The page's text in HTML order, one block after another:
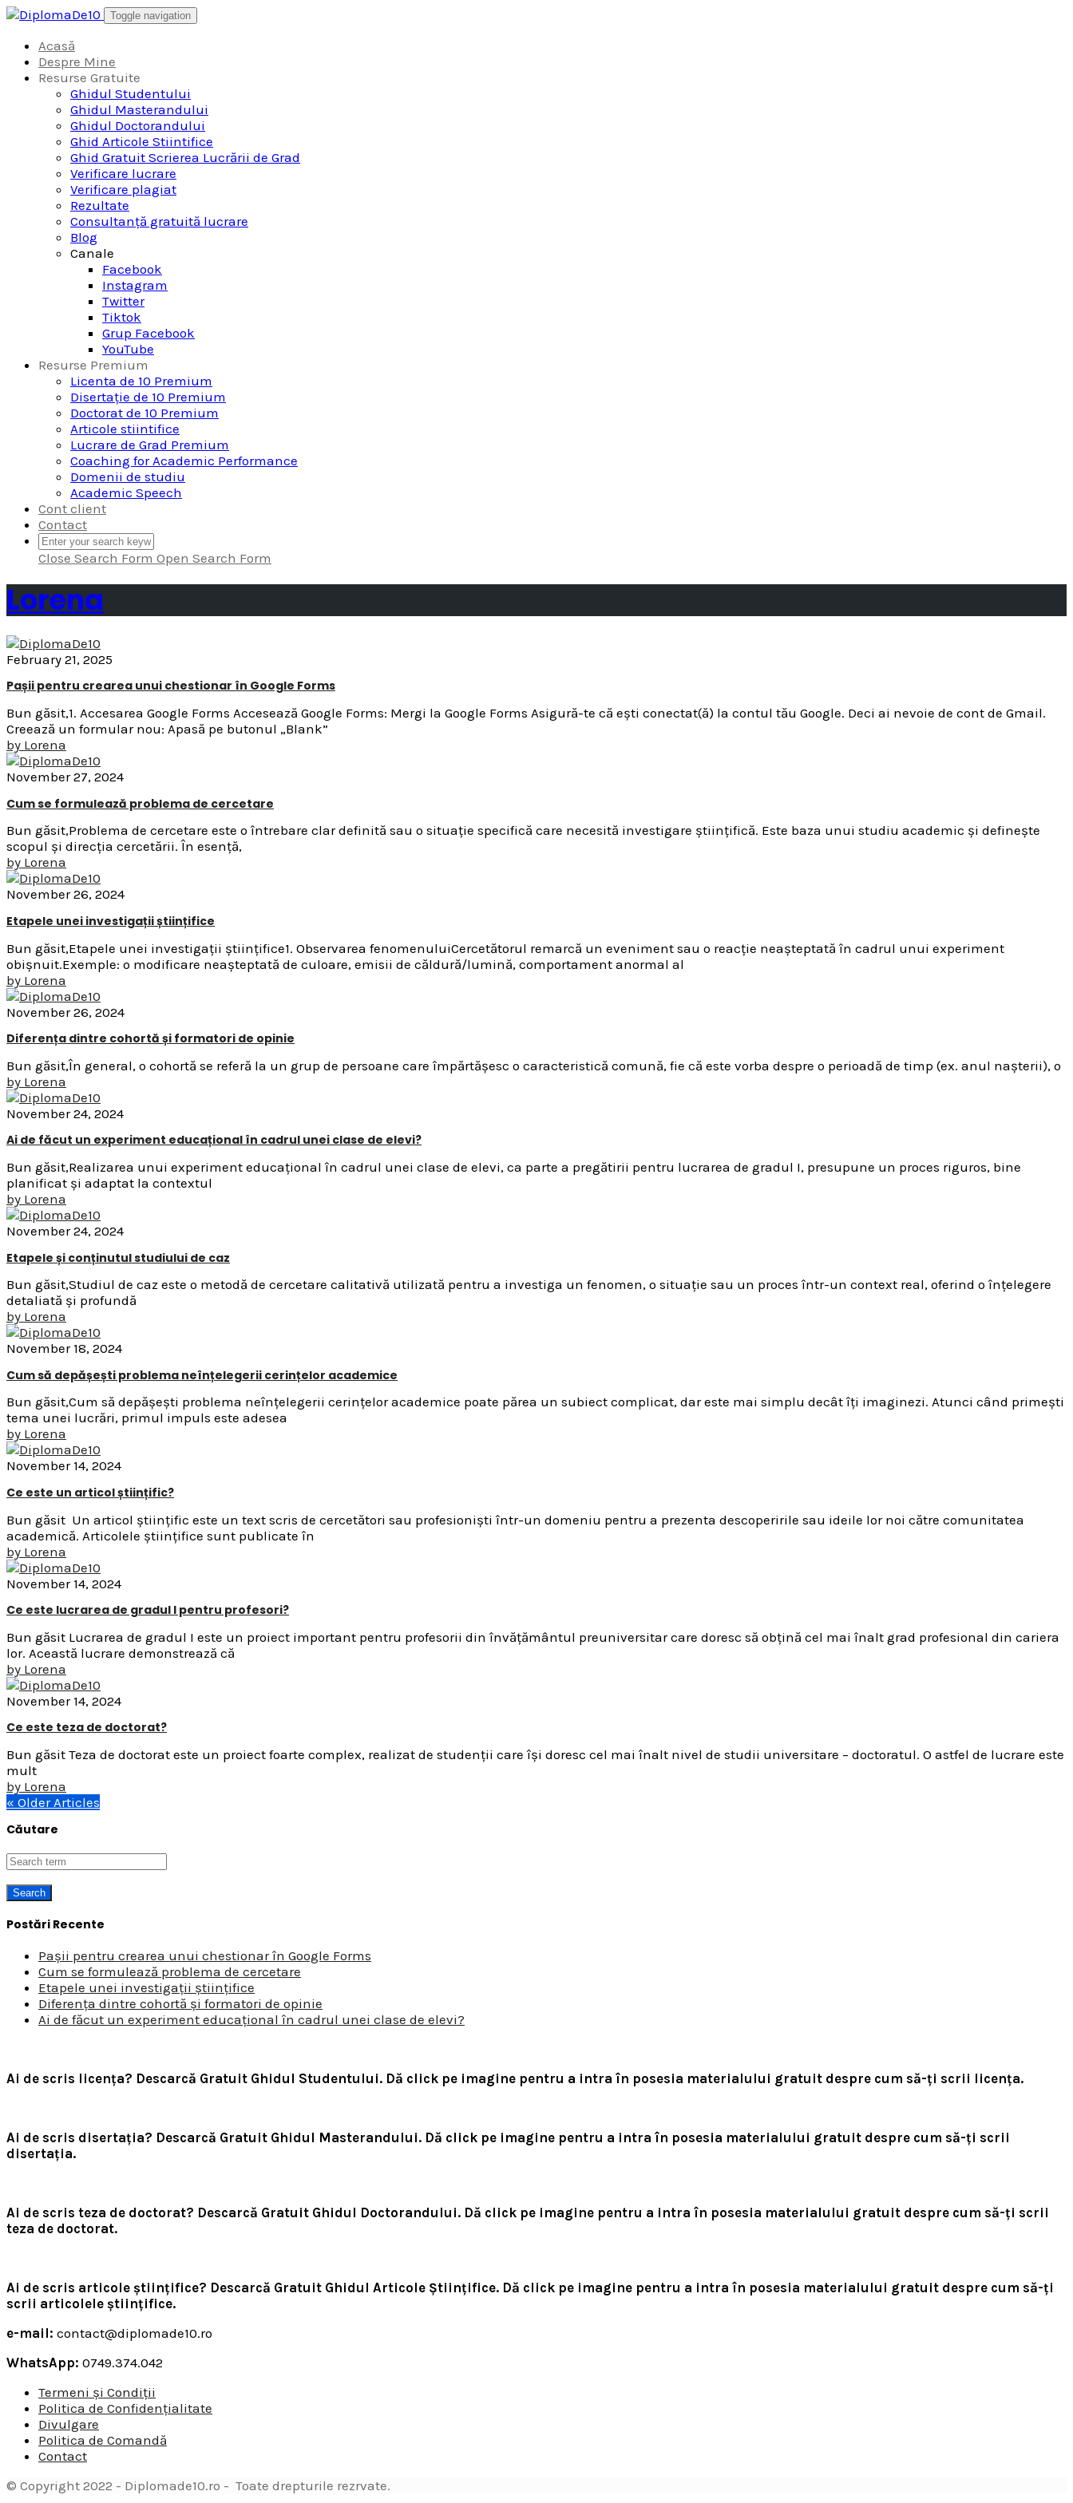
Skip
content
Toggle navigation
Acasă
Despre Mine
Resurse Gratuite
Ghidul Studentului
Ghidul Masterandului
Ghidul Doctorandului
Ghid Articole Stiintifice
Ghid Gratuit Scrierea Lucrării de Grad
Verificare lucrare
Verificare plagiat
Rezultate
Consultanță gratuită lucrare
Blog
Canale
Facebook
Instagram
Twitter
Tiktok
Grup Facebook
YouTube
Resurse Premium
Licenta de 10 Premium
Disertație de 10 Premium
Doctorat de 10 Premium
Articole stiintifice
Lucrare de Grad Premium
Coaching for Academic Performance
Domenii de studiu
Academic Speech
Cont client
Contact
Close Search Form Open Search Form
Lorena
February 21, 2025
Pașii pentru crearea unui chestionar în Google Forms
Bun găsit,1. Accesarea Google Forms Accesează Google Forms: Mergi la Google Forms Asigură-te că ești conectat(ă) la contul tău Google. Deci ai nevoie de cont de Gmail.
Creează un formular nou: Apasă pe butonul „Blank”
by Lorena
November 27, 2024
Cum se formulează problema de cercetare
Bun găsit,Problema de cercetare este o întrebare clar definită sau o situație specifică care necesită investigare științifică. Este baza unui studiu academic și definește
scopul și direcția cercetării. În esență,
by Lorena
November 26, 2024
Etapele unei investigații științifice
Bun găsit,Etapele unei investigații științifice1. Observarea fenomenuluiCercetătorul remarcă un eveniment sau o reacție neașteptată în cadrul unui experiment
obișnuit.Exemple: o modificare neașteptată de culoare, emisii de căldură/lumină, comportament anormal al
by Lorena
November 26, 2024
Diferența dintre cohortă și formatori de opinie
Bun găsit,În general, o cohortă se referă la un grup de persoane care împărtășesc o caracteristică comună, fie că este vorba despre o perioadă de timp (ex. anul nașterii), o
by Lorena
November 24, 2024
Ai de făcut un experiment educațional în cadrul unei clase de elevi?
Bun găsit,Realizarea unui experiment educațional în cadrul unei clase de elevi, ca parte a pregătirii pentru lucrarea de gradul I, presupune un proces riguros, bine
planificat și adaptat la contextul
by Lorena
November 24, 2024
Etapele și conținutul studiului de caz
Bun găsit,Studiul de caz este o metodă de cercetare calitativă utilizată pentru a investiga un fenomen, o situație sau un proces într-un context real, oferind o înțelegere
detaliată și profundă
by Lorena
November 18, 2024
Cum să depășești problema neînțelegerii cerințelor academice
Bun găsit,Cum să depășești problema neînțelegerii cerințelor academice poate părea un subiect complicat, dar este mai simplu decât îți imaginezi. Atunci când primești
tema unei lucrări, primul impuls este adesea
by Lorena
November 14, 2024
Ce este un articol științific?
Bun găsit Un articol științific este un text scris de cercetători sau profesioniști într-un domeniu pentru a prezenta descoperirile sau ideile lor noi către comunitatea
academică. Articolele științifice sunt publicate în
by Lorena
November 14, 2024
Ce este lucrarea de gradul I pentru profesori?
Bun găsit Lucrarea de gradul I este un proiect important pentru profesorii din învățământul preuniversitar care doresc să obțină cel mai înalt grad profesional din cariera
lor. Această lucrare demonstrează că
by Lorena
November 14, 2024
Ce este teza de doctorat?
Bun găsit Teza de doctorat este un proiect foarte complex, realizat de studenții care își doresc cel mai înalt nivel de studii universitare – doctoratul. O astfel de lucrare este
mult
by Lorena
« Older Articles
Căutare
Postări Recente
Pașii pentru crearea unui chestionar în Google Forms
Cum se formulează problema de cercetare
Etapele unei investigații științifice
Diferența dintre cohortă și formatori de opinie
Ai de făcut un experiment educațional în cadrul unei clase de elevi?
Ai de scris licența? Descarcă Gratuit Ghidul Studentului. Dă click pe imagine pentru a intra în posesia materialului gratuit despre cum să-ți scrii licența.
Ai de scris disertația? Descarcă Gratuit Ghidul Masterandului. Dă click pe imagine pentru a intra în posesia materialului gratuit despre cum să-ți scrii
disertația.
Ai de scris teza de doctorat? Descarcă Gratuit Ghidul Doctorandului. Dă click pe imagine pentru a intra în posesia materialului gratuit despre cum să-ți scrii
teza de doctorat.
Ai de scris articole științifice? Descarcă Gratuit Ghidul Articole Științifice. Dă click pe imagine pentru a intra în posesia materialului gratuit despre cum să-ți
scrii articolele științifice.
e-mail: contact@diplomade10.ro
WhatsApp: 0749.374.042
Termeni și Condiții
Politica de Confidențialitate
Divulgare
Politica de Comandă
Contact
© Copyright 2022 - Diplomade10.ro - Toate drepturile rezrvate.